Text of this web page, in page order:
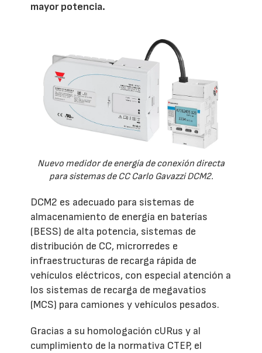
mayor potencia.
Nuevo medidor de energía de conexión directa
para sistemas de CC Carlo Gavazzi DCM2.
DCM2 es adecuado para sistemas de
almacenamiento de energía en baterías
(BESS) de alta potencia, sistemas de
distribución de CC, microrredes e
infraestructuras de recarga rápida de
vehículos eléctricos, con especial atención a
los sistemas de recarga de megavatios
(MCS) para camiones y vehículos pesados.
Gracias a su homologación cURus y al
cumplimiento de la normativa CTEP, el